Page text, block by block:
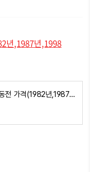
년,1987년,1998
500원 희귀동전 년도 동전 가격(1982년,1987년,1998년,2014년,2019년)